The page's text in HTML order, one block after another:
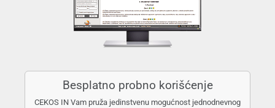
Besplatno probno korišćenje
CEKOS IN Vam pruža jedinstvenu mogućnost jednodnevnog